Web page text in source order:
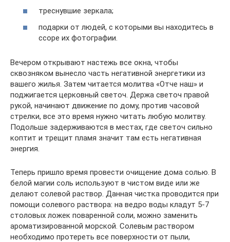
треснувшие зеркала;
подарки от людей, с которыми вы находитесь в
ссоре их фотографии.
Вечером открывают настежь все окна, чтобы
сквозняком вынесло часть негативной энергетики из
вашего жилья. Затем читается молитва «Отче наш» и
поджигается церковный светоч. Держа светоч правой
рукой, начинают движение по дому, против часовой
стрелки, все это время нужно читать любую молитву.
Подольше задерживаются в местах, где светоч сильно
коптит и трещит пламя значит там есть негативная
энергия.
Теперь пришло время провести очищение дома солью. В
белой магии соль используют в чистом виде или же
делают солевой раствор. Данная чистка проводится при
помощи солевого раствора: на ведро воды кладут 5-7
столовых ложек поваренной соли, можно заменить
ароматизированной морской. Солевым раствором
необходимо протереть все поверхности от пыли,